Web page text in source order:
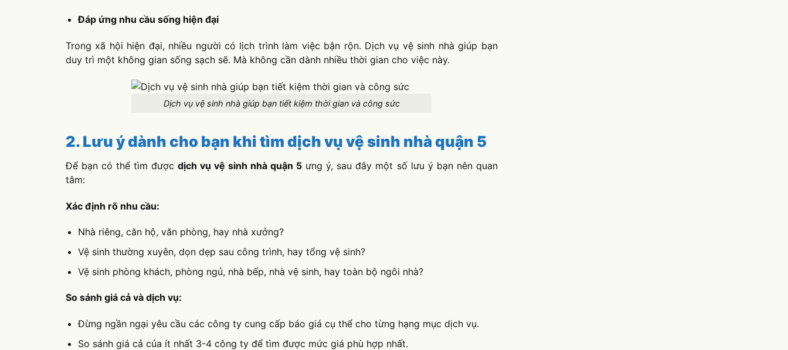
Đáp ứng nhu cầu sống hiện đại
Trong xã hội hiện đại, nhiều người có lịch trình làm việc bận rộn. Dịch vụ vệ sinh nhà giúp bạn
duy trì một không gian sống sạch sẽ. Mà không cần dành nhiều thời gian cho việc này.
Dịch vụ vệ sinh nhà giúp bạn tiết kiệm thời gian và công sức
2. Lưu ý dành cho bạn khi tìm dịch vụ vệ sinh nhà quận 5
Để bạn có thể tìm đượcdịch vụ vệ sinh nhà quận 5 ưng ý, sau đây một số lưu ý bạn nên quan
tâm:
Xác định rõ nhu cầu:
Nhà riêng, căn hộ, văn phòng, hay nhà xưởng?
Vệ sinh thường xuyên, dọn dẹp sau công trình, hay tổng vệ sinh?
Vệ sinh phòng khách, phòng ngủ, nhà bếp, nhà vệ sinh, hay toàn bộ ngôi nhà?
So sánh giá cả và dịch vụ:
Đừng ngần ngại yêu cầu các công ty cung cấp báo giá cụ thể cho từng hạng mục dịch vụ.
So sánh giá cả của ít nhất 3-4 công ty để tìm được mức giá phù hợp nhất.